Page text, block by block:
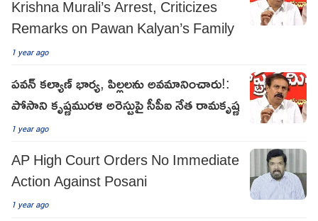
Krishna Murali’s Arrest, Criticizes
Remarks on Pawan Kalyan’s Family
1 year ago
పవన్ కల్యాణ్ భార్య, పిల్లలను అవమానించారు!:
పోసాని కృష్ణమురళి అరెస్టుపై సీపీఐ నేత రామకృష్ణ
1 year ago
AP High Court Orders No Immediate
Action Against Posani
1 year ago